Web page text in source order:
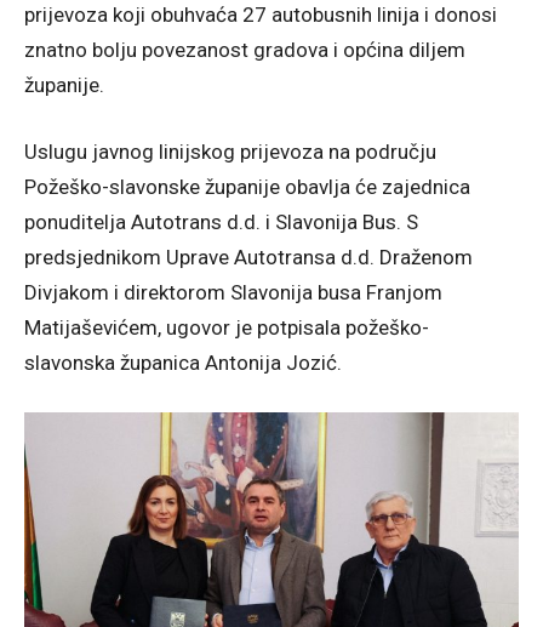
prijevoza koji obuhvaća 27 autobusnih linija i donosi
znatno bolju povezanost gradova i općina diljem
županije.
Uslugu javnog linijskog prijevoza na području
Požeško-slavonske županije obavlja će zajednica
ponuditelja Autotrans d.d. i Slavonija Bus. S
predsjednikom Uprave Autotransa d.d. Draženom
Divjakom i direktorom Slavonija busa Franjom
Matijaševićem, ugovor je potpisala požeško-
slavonska županica Antonija Jozić.